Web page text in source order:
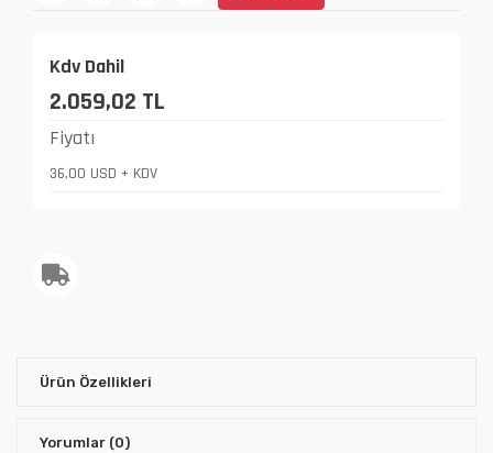
Kdv Dahil
2.059,02 TL
Fiyatı
36,00 USD + KDV
Ürün Özellikleri
Yorumlar (0)